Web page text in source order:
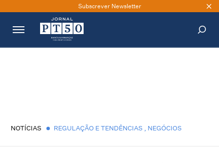
Subscrever Newsletter
NOTÍCIAS REGULAÇÃO E TENDÊNCIAS NEGÓCIOS